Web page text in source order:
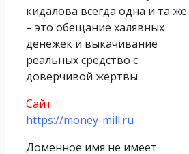
кидалова всегда одна и та же
– это обещание халявных
денежек и выкачивание
реальных средство с
доверчивой жертвы.
Сайт
https://money-mill.ru
Доменное имя не имеет